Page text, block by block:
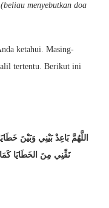
menyebutkan doa
ketahui. Masing-
tertentu. Berikut ini
اللَّهُمَّ بَاعِدْ بَيْنِي وَبَيْنَ
نَقِّنِي مِنَ الخَطَايَا